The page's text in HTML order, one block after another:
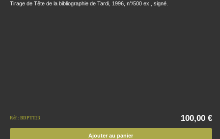
Tirage de Tête de la bibliographie de Tardi, 1996, n°/500 ex., signé.
Réf : BDPTT23 100,00 €
Ajouter au panier